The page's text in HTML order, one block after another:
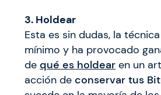
3. Holdear
Esta es sin dudas, la
mínimo y ha provocado
de qué es holdear en un
acción de conservar tus